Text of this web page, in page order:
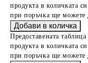
продукта в количката
при поръчка ще можете
Предоставената
продукта в количката
при поръчка ще можете